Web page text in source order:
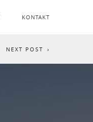
KONTAKT
NEXT POST